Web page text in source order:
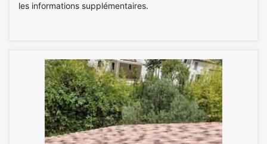
les informations supplémentaires.